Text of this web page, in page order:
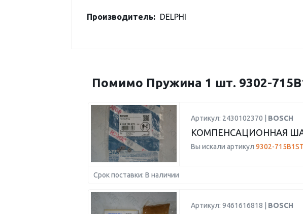
Производитель: DELPHI
Помимо Пружина 1 шт. 9302-
Артикул: 2430102370 | BOSCH
КОМПЕНСАЦИОННАЯ
Вы искали артикул 9302-715B1ST
Срок поставки: В наличии
Артикул: 9461616818 | BOSCH